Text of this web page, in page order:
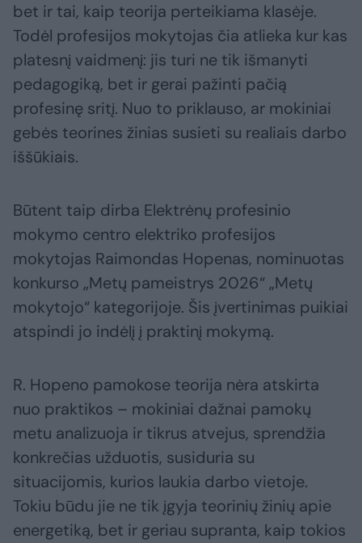
bet ir tai, kaip teorija perteikiama klasėje.
Todėl profesijos mokytojas čia atlieka kur kas
platesnį vaidmenį: jis turi ne tik išmanyti
pedagogiką, bet ir gerai pažinti pačią
profesinę sritį. Nuo to priklauso, ar mokiniai
gebės teorines žinias susieti su realiais darbo
iššūkiais.
Būtent taip dirba Elektrėnų profesinio
mokymo centro elektriko profesijos
mokytojas Raimondas Hopenas, nominuotas
konkurso „Metų pameistrys 2026“ „Metų
mokytojo“ kategorijoje. Šis įvertinimas puikiai
atspindi jo indėlį į praktinį mokymą.
R. Hopeno pamokose teorija nėra atskirta
nuo praktikos – mokiniai dažnai pamokų
metu analizuoja ir tikrus atvejus, sprendžia
konkrečias užduotis, susiduria su
situacijomis, kurios laukia darbo vietoje.
Tokiu būdu jie ne tik įgyja teorinių žinių apie
energetiką, bet ir geriau supranta, kaip tokios